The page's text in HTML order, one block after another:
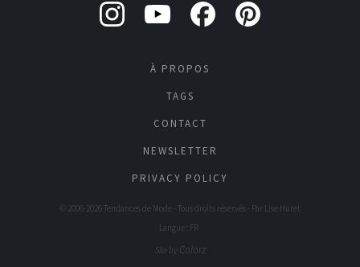
À PROPOS
TAGS
CONTACT
NEWSLETTER
PRIVACY POLICY
© 2006-2026 Tendances de Mode - Tous droits réservés - Par Lise Huret
Langue : FR
Site by Colorz